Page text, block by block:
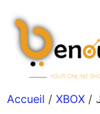
Accueil / XBOX /